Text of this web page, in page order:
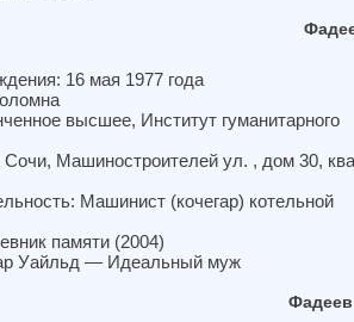
16 мая 1977 года
высшее, Институт гуманитарного
Сочи, Машиностроителей ул. , дом 30,
Машинист (кочегар) котельной
памяти (2004)
Уайльд — Идеальный муж